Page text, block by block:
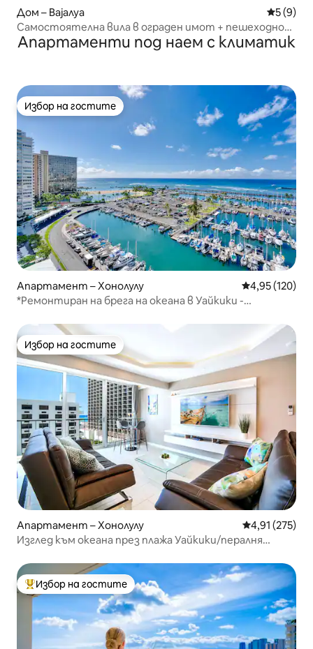
Дом – Вајалуа Средна
5 (9)
Самостоятелна вила в ограден имот + пешеходно
разстояние до плажа
Апартаменти под наем с климатик
Избор на гостите
Избор на гостите
Апартамент – Хонолулу Средна
4,95 (120)
*Ремонтиран на брега на океана в Уайкики -
Избор на гостите
Избор на гостите
Апартамент – Хонолулу Средна
4,91 (275)
Изглед към океана през плажа Уайкики/пералня
Най-популярен избор на гостите
Избор на гостите